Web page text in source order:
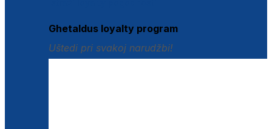
Ghetaldus loyalty program
Uštedi pri svakoj narudžbi!